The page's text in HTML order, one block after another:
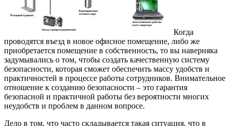
Когда
проводятся въезд в новое офисное помещение, либо же
приобретается помещение в собственность, то вы наверняка
задумывались о том, чтобы создать качественную систему
безопасности, которая сможет обеспечить массу удобств и
практичностей в процессе работы сотрудников. Внимательное
отношение к созданию безопасности – это гарантия
безопасной и практичной работы без вероятности многих
неудобств и проблем в данном вопросе.
Дело в том, что часто складывается такая ситуация, что в